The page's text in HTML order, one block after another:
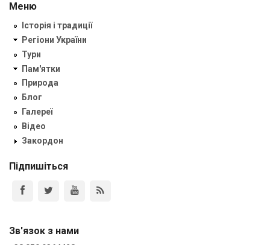
Меню
Історія і традиції
Регіони України
Тури
Пам'ятки
Природа
Блог
Галереї
Відео
Закордон
Підпишіться
Зв'язок з нами